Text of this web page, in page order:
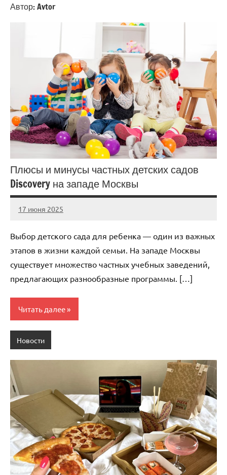
Автор:Avtor
Плюсы и минусы частных детских садов
Discovery на западе Москвы
17 июня 2025
Avtor
Нет
Выбор детского сада для ребенка — один из важных
этапов в жизни каждой семьи. На западе Москвы
существует множество частных учебных заведений,
предлагающих разнообразные программы. […]
Читать далее
Новости